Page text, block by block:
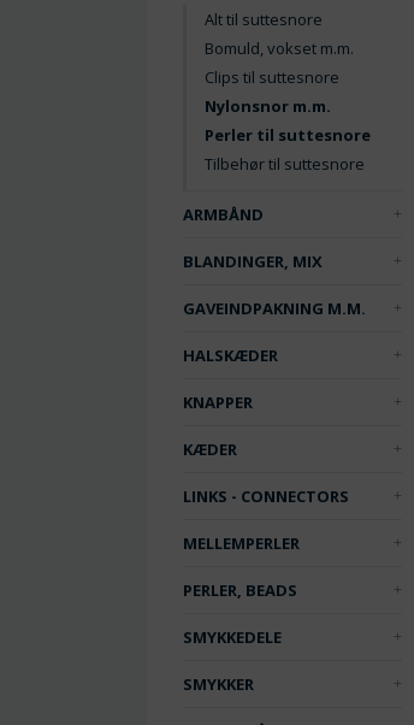
Alt til suttesnore
Bomuld, vokset m.m.
Clips til suttesnore
Nylonsnor m.m.
Perler til suttesnore
Tilbehør til suttesnore
ARMBÅND
BLANDINGER, MIX
GAVEINDPAKNING M.M.
HALSKÆDER
KNAPPER
KÆDER
LINKS - CONNECTORS
MELLEMPERLER
PERLER, BEADS
SMYKKEDELE
SMYKKER